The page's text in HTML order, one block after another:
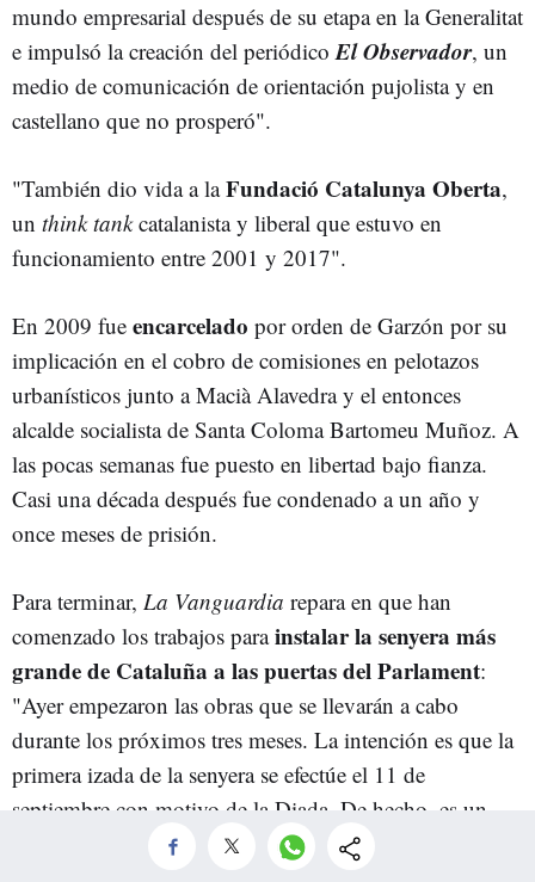
mundo empresarial después de su etapa en la Generalitat
e impulsó la creación del periódico El Observador, un
medio de comunicación de orientación pujolista y en
castellano que no prosperó".
"También dio vida a laFundació Catalunya Oberta,
un think tankcatalanista y liberal que estuvo en
funcionamiento entre 2001 y 2017".
En 2009 fue encarcelado por orden de Garzón por su
implicación en el cobro de comisiones en pelotazos
urbanísticos junto a Macià Alavedra y el entonces
alcalde socialista de Santa Coloma Bartomeu Muñoz. A
las pocas semanas fue puesto en libertad bajo fianza.
Casi una década después fue condenado a un año y
once meses de prisión.
Para terminar, La Vanguardia repara en que han
comenzado los trabajos parainstalar la senyera más
grande de Cataluña a las puertas del Parlament:
"Ayer empezaron las obras que se llevarán a cabo
durante los próximos tres meses. La intención es que la
primera izada de la senyera se efectúe el 11 de
septiembre con motivo de la Diada. De hecho, es un
acto habitual que se realiza en el Parlament en esa